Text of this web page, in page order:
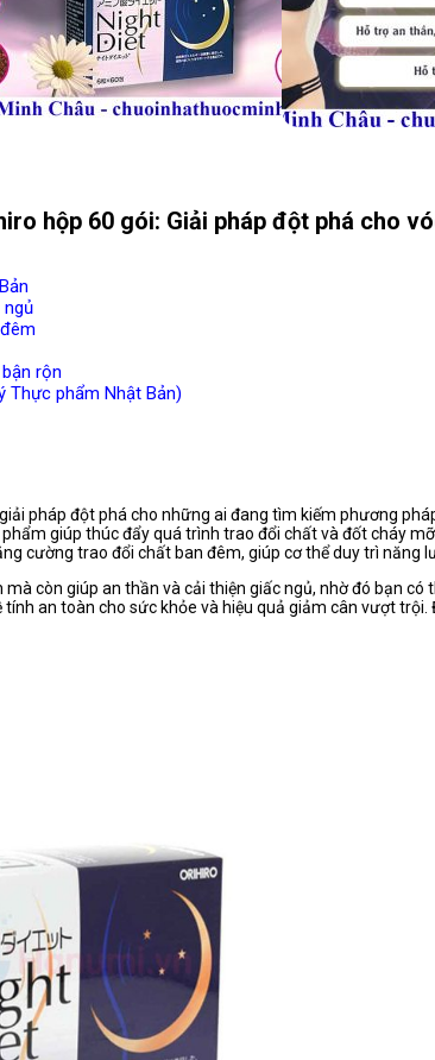
hộp 60 gói: Giải pháp đột phá cho
rộn
Thực phẩm Nhật Bản)
pháp đột phá cho những ai đang tìm kiếm phương
giúp thúc đẩy quá trình trao đổi chất và đốt cháy
cường trao đổi chất ban đêm, giúp cơ thể duy trì năng
còn giúp an thần và cải thiện giấc ngủ, nhờ đó bạn
an toàn cho sức khỏe và hiệu quả giảm cân vượt